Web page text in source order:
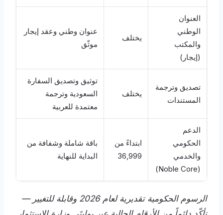
العنوان
الوطني
والمكتب
(إيجار)
يختلف
عنوان وطني وعقد إيجار
موثّق
تصديق وترجمة
المستندات
يختلف
توثيق وتصديق السفارة
السعودية وترجمة
معتمدة للعربية
الدعم
الحكومي
والخدمي
(Noble Core)
ابتداءً من
36,999
باقة شاملة وشفافة من
البداية للنهاية
الرسوم الحكومية تقديرية لعام 2026 وقابلة للتغيير —